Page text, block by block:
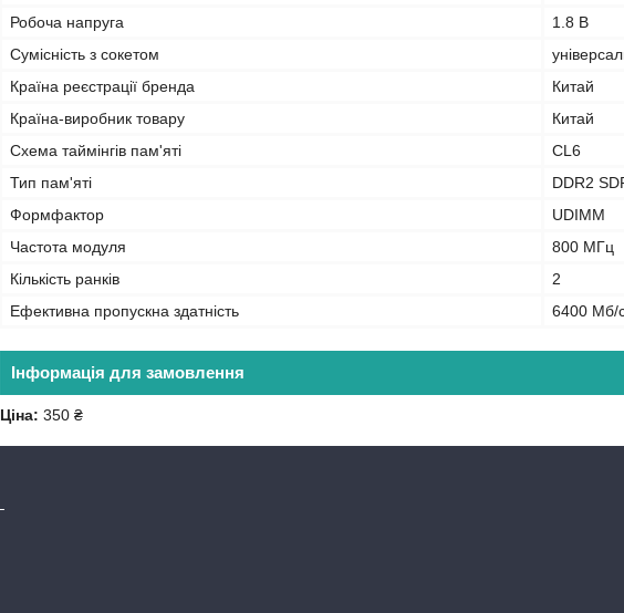
Робоча напруга
1.8 B
Сумісність з сокетом
Країна реєстрації бренда
Китай
Країна-виробник товару
Китай
Схема таймінгів пам'яті
CL6
Тип пам'яті
DDR2
Формфактор
UDIMM
Частота модуля
800 МГц
Кількість ранків
2
Ефективна пропускна здатність
6400 Мб/
Інформація для замовлення
Ціна: 350 ₴